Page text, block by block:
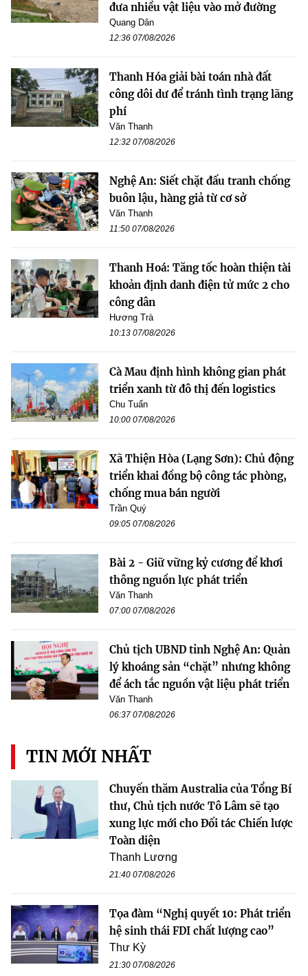
đưa nhiều vật liệu vào mở đường
Quang Dân
12:36 07/08/2026
Thanh Hóa giải bài toán nhà đất
công dôi dư để tránh tình trạng lãng
phí
Văn Thanh
12:32 07/08/2026
Nghệ An: Siết chặt đấu tranh chống
buôn lậu, hàng giả từ cơ sở
Văn Thanh
11:50 07/08/2026
Thanh Hoá: Tăng tốc hoàn thiện tài
khoản định danh điện tử mức 2 cho
công dân
Hương Trà
10:13 07/08/2026
Cà Mau định hình không gian phát
triển xanh từ đô thị đến logistics
Chu Tuấn
10:00 07/08/2026
Xã Thiện Hòa (Lạng Sơn): Chủ động
triển khai đồng bộ công tác phòng,
chống mua bán người
Trần Quý
09:05 07/08/2026
Bài 2 - Giữ vững kỷ cương để khơi
thông nguồn lực phát triển
Văn Thanh
07:00 07/08/2026
Chủ tịch UBND tỉnh Nghệ An: Quản
lý khoáng sản “chặt” nhưng không
để ách tắc nguồn vật liệu phát triển
Văn Thanh
06:37 07/08/2026
TIN MỚI NHẤT
Chuyến thăm Australia của Tổng Bí
thư, Chủ tịch nước Tô Lâm sẽ tạo
xung lực mới cho Đối tác Chiến lược
Toàn diện
Thanh Lương
21:40 07/08/2026
Tọa đàm “Nghị quyết 10: Phát triển
hệ sinh thái FDI chất lượng cao”
Thư Kỳ
21:30 07/08/2026